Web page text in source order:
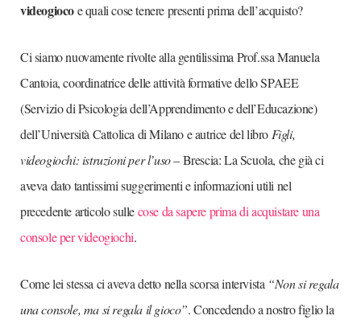
videogiocoe quali cose tenere presenti prima dell’acquisto?
Ci siamo nuovamente rivolte alla gentilissima Prof.ssa Manuela
Cantoia, coordinatrice delle attività formative dello SPAEE
(Servizio di Psicologia dell’Apprendimento e dell’Educazione)
dell’Università Cattolica di Milano e autrice del libro Figli,
videogiochi: istruzioni per l’uso– Brescia: La Scuola, che già ci
aveva dato tantissimi suggerimenti e informazioni utili nel
precedente articolo sullecose da sapere prima di acquistare una
console per videogiochi.
Come lei stessa ci aveva detto nella scorsa intervista “Non si regala
una console, ma si regala il gioco”. Concedendo a nostro figlio la